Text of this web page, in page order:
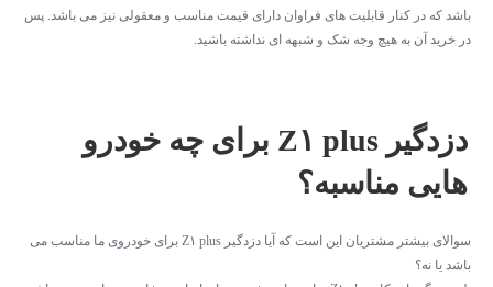
باشد که در کنار قابلیت های فراوان دارای قیمت مناسب و معقولی نیز می باشد. پس
در خرید آن به هیچ وجه شک و شبهه ای نداشته باشید.
دزدگیر Z۱ plus برای چه خودرو
هایی مناسبه؟
سوالای بیشتر مشتریان این است که آیا دزدگیر Z۱ plus برای خودروی ما مناسب می
باشد یا نه؟